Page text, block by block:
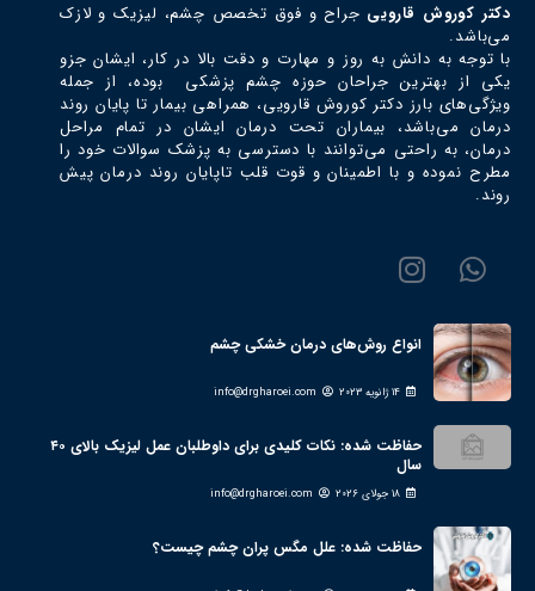
دکتر كوروش قارويي جراح و فوق تخصص چشم، ليزيك و لازك
می‌باشد.
با توجه به دانش به روز و مهارت و دقت بالا در کار، ایشان جزو
یکی از بهترین جراحان حوزه چشم پزشکی بوده، از جمله
ویژگی‌های بارز دکتر كوروش قارويي، همراهی بیمار تا پایان روند
درمان می‌باشد، بیماران تحت درمان ایشان در تمام مراحل
درمان، به راحتی می‌توانند با دسترسی به پزشک سوالات خود را
مطرح نموده و با اطمینان و قوت قلب تاپایان روند درمان پیش
روند.
انواع روش‌های درمان خشکی چشم
14 ژانویه 2023 info@drgharoei.com
حفاظت شده: نکات کلیدی برای داوطلبان عمل لیزیک بالای ۴۰
سال
18 جولای 2026 info@drgharoei.com
حفاظت شده: علل مگس پران چشم چیست؟